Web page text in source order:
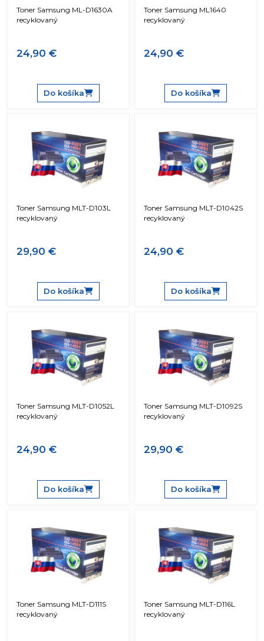
Toner Samsung ML-D1630A
recyklovaný
24,90 €
Do košíka
Toner Samsung ML1640
recyklovaný
24,90 €
Do košíka
Toner Samsung MLT-D103L
recyklovaný
29,90 €
Do košíka
Toner Samsung MLT-D1042S
recyklovaný
24,90 €
Do košíka
Toner Samsung MLT-D1052L
recyklovaný
24,90 €
Do košíka
Toner Samsung MLT-D1092S
recyklovaný
29,90 €
Do košíka
Toner Samsung MLT-D111S
recyklovaný
Toner Samsung MLT-D116L
recyklovaný